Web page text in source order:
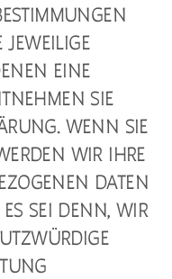
JEWEILIGE
EINE
SIE
WENN SIE
WIR IHRE
DATEN
SEI DENN, WIR